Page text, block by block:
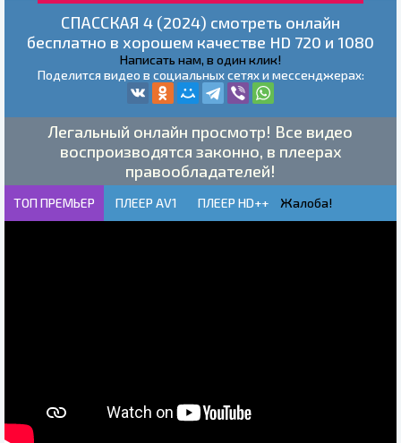
СПАССКАЯ 4 (2024) смотреть онлайн
бесплатно в хорошем качестве HD 720 и 1080
Написать нам, в один клик!
Поделится видео в социальных сетях и мессенджерах:
Легальный онлайн просмотр! Все видео
воспроизводятся законно, в плеерах
правообладателей!
ТОП ПРЕМЬЕР ПЛЕЕР AV1 ПЛЕЕР HD++ Жалоба!